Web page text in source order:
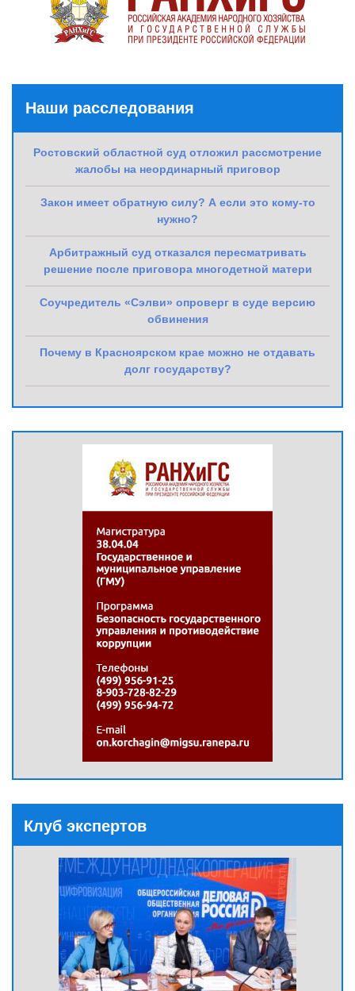
Наши расследования
Ростовский областной суд отложил рассмотрение
жалобы на неординарный приговор
Закон имеет обратную силу? А если это кому-то
нужно?
Арбитражный суд отказался пересматривать
решение после приговора многодетной матери
Соучредитель «Сэлви» опроверг в суде версию
обвинения
Почему в Красноярском крае можно не отдавать
долг государству?
Клуб экспертов